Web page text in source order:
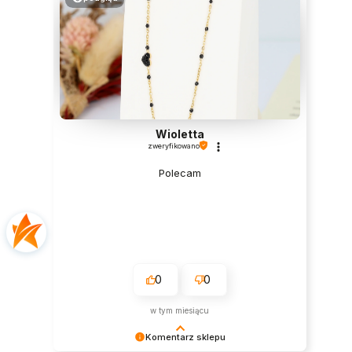
Komentarz sklepu
Wioletta
zweryfikowano
Polecam
0 0
w tym miesiącu